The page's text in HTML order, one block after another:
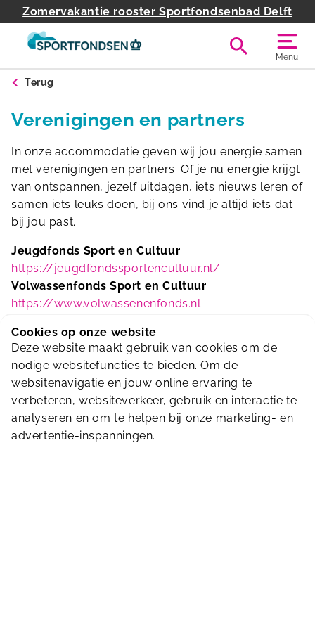
Zomervakantie rooster Sportfondsenbad Delft
Menu
Terug
Verenigingen en partners
In onze accommodatie geven wij jou energie samen
met verenigingen en partners. Of je nu energie krijgt
van ontspannen, jezelf uitdagen, iets nieuws leren of
samen iets leuks doen, bij ons vind je altijd iets dat
bij jou past.
Jeugdfonds Sport en Cultuur
https://jeugdfondssportencultuur.nl/
Volwassenfonds Sport en Cultuur
https://www.volwassenenfonds.nl
Verenigingen
Zwemvereniging Delftse Reddingsbrigade |
Studentenvereniging Wave |website
Naturistische Zwemvereniging Delft |website
Cookies op onze website
Deze website maakt gebruik van cookies om de
nodige websitefuncties te bieden. Om de
websitenavigatie en jouw online ervaring te
verbeteren, websiteverkeer, gebruik en interactie te
analyseren en om te helpen bij onze marketing- en
advertentie-inspanningen.